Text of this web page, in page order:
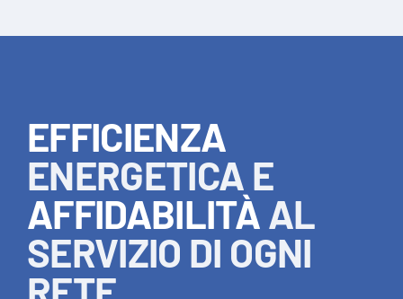
EFFICIENZA
ENERGETICA E
AFFIDABILITÀ AL
SERVIZIO DI OGNI